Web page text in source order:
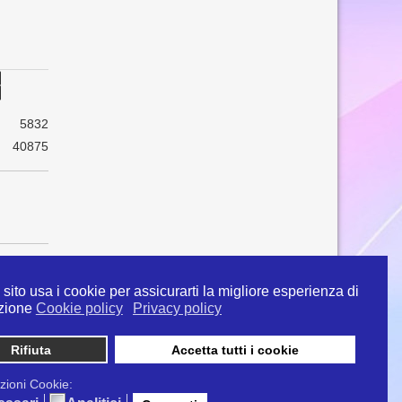
sito usa i cookie per assicurarti la migliore esperienza di
Cookie policy Privacy policy
Rifiuta Accetta tutti i cookie
Cookie:
5832
40875
info@ipertermiaitalia.it tel. 331/9584817 . Il
diramato nel rispetto delle Linee Guida contenute
clinici" - Delibera n. 129/2007